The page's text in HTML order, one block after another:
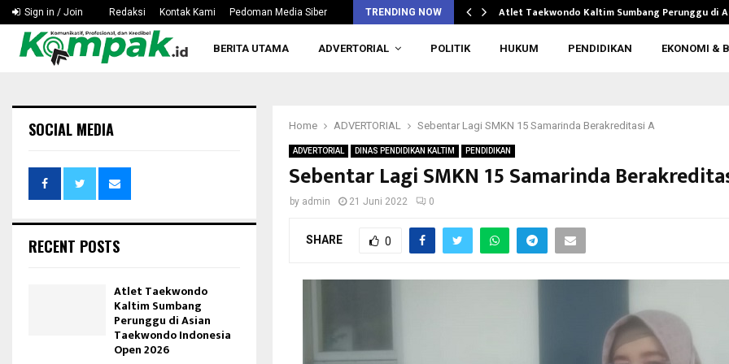
Sign in / Join Redaksi Kontak Kami Pedoman Media Siber TRENDING NOW
Hapkido Kaltim Pertanyakan Wacana Tak Dipertandingkan di… Atlet Taekwondo Kaltim Sumbang Perunggu di
BERITA UTAMA ADVERTORIAL POLITIK HUKUM PENDIDIKAN EKONOMI &
Home ADVERTORIAL Sebentar Lagi SMKN 15 Samarinda Berakreditasi A
ADVERTORIAL DINAS PENDIDIKAN KALTIM PENDIDIKAN
Sebentar Lagi SMKN 15 Samarinda
by admin 21 Juni 2022 0
SHARE 0
SOCIAL MEDIA
RECENT POSTS
Atlet Taekwondo
Kaltim Sumbang
Perunggu di Asian
Taekwondo Indonesia
Open 2026